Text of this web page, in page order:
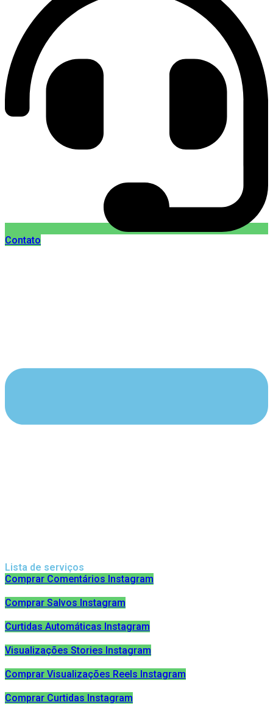
Contato
Lista de serviços
Comprar Comentários Instagram
Comprar Salvos Instagram
Curtidas Automáticas Instagram
Visualizações Stories Instagram
Comprar Visualizações Reels Instagram
Comprar Curtidas Instagram